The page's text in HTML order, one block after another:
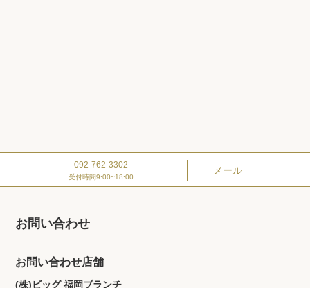
092-762-3302
受付時間9:00~18:00
メール
お問い合わせ
お問い合わせ店舗
(株)ビッグ 福岡ブランチ